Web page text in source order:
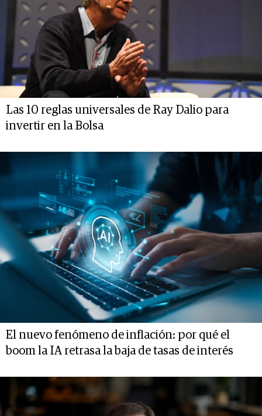
Las 10 reglas universales de Ray Dalio para
invertir en la Bolsa
El nuevo fenómeno de inflación: por qué el
boom la IA retrasa la baja de tasas de interés